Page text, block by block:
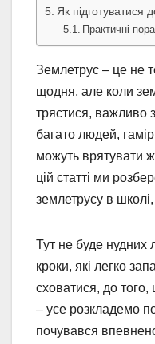
Як підготуватися
Практичні
Землетрус – це не
щодня, але коли
трястися, важливо
багато людей,
можуть врятувати
цій статті ми
землетрусу в
Тут не буде нудних
кроки, які легко
сховатися, до
– усе розкладемо
почувався